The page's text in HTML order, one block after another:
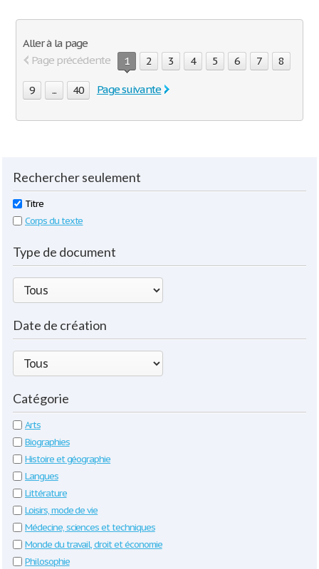
Aller à la page
Page précédente
1 2 3 4 5 6 7 8
9 ... 40 Page suivante
Rechercher seulement
Titre
Corps du texte
Type de document
Date de création
Catégorie
Arts
Biographies
Histoire et géographie
Langues
Littérature
Loisirs, mode de vie
Médecine, sciences et techniques
Monde du travail, droit et économie
Philosophie